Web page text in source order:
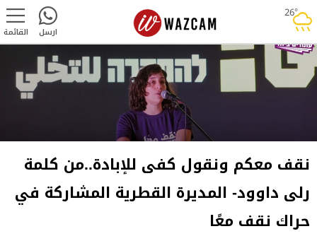
26°rainy القائمة ارسل
نقف معكم ونقول كفى للإبادة..من كلمة
رلى داوود- المديرة القطرية المشاركة في
حراك نقف معًا